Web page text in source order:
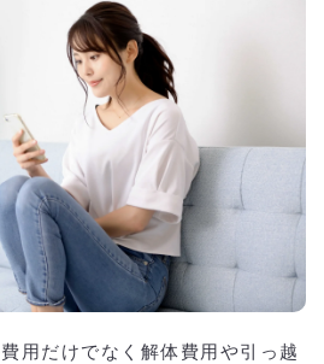
用だけでなく解体費用や引っ越